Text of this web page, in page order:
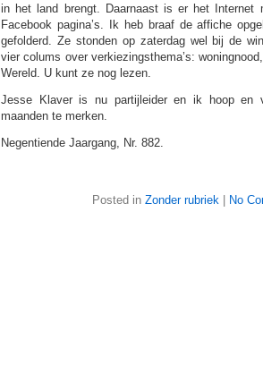
in het land brengt. Daarnaast is er het Internet
Facebook pagina’s. Ik heb braaf de affiche
gefolderd. Ze stonden op zaterdag wel bij de
vier colums over verkiezingsthema’s:
Wereld. U kunt ze nog lezen.
Jesse Klaver is nu partijleider en ik hoop en
maanden te merken.
Negentiende Jaargang, Nr. 882.
Posted in Zonder rubriek| No